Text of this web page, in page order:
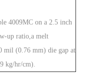
4009MC on a 2.5 inch
up ratio,a melt
mil (0.76 mm) die gap at
kg/hr/cm).